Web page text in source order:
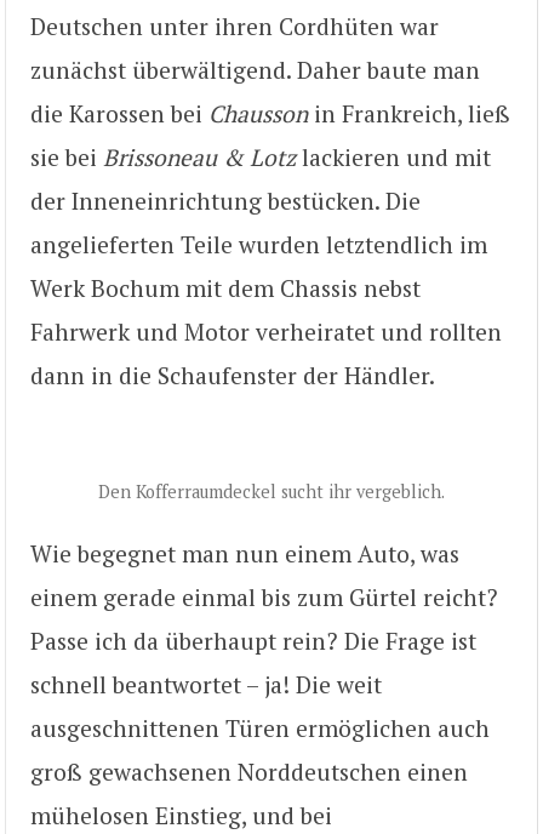
Deutschen unter ihren Cordhüten war
zunächst überwältigend. Daher baute man
die Karossen bei Chaussonin Frankreich, ließ
sie bei Brissoneau & Lotzlackieren und mit
der Inneneinrichtung bestücken. Die
angelieferten Teile wurden letztendlich im
Werk Bochum mit dem Chassis nebst
Fahrwerk und Motor verheiratet und rollten
dann in die Schaufenster der Händler.
Den Kofferraumdeckel sucht ihr vergeblich.
Wie begegnet man nun einem Auto, was
einem gerade einmal bis zum Gürtel reicht?
Passe ich da überhaupt rein? Die Frage ist
schnell beantwortet – ja! Die weit
ausgeschnittenen Türen ermöglichen auch
groß gewachsenen Norddeutschen einen
mühelosen Einstieg, und bei